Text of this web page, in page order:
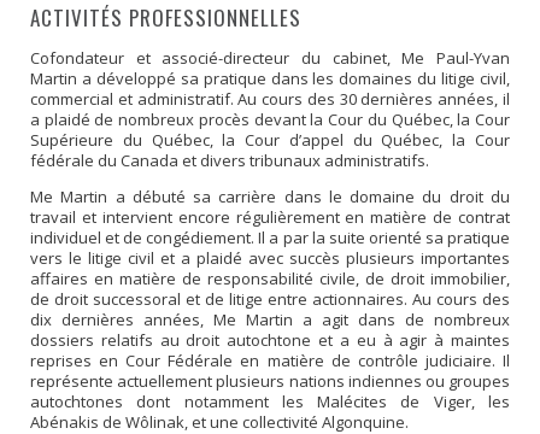
ACTIVITÉS PROFESSIONNELLES
Cofondateur et associé-directeur du cabinet, Me Paul-Yvan
Martin a développé sa pratique dans les domaines du litige civil,
commercial et administratif. Au cours des 30 dernières années, il
a plaidé de nombreux procès devant la Cour du Québec, la Cour
Supérieure du Québec, la Cour d’appel du Québec, la Cour
fédérale du Canada et divers tribunaux administratifs.
Me Martin a débuté sa carrière dans le domaine du droit du
travail et intervient encore régulièrement en matière de contrat
individuel et de congédiement. Il a par la suite orienté sa pratique
vers le litige civil et a plaidé avec succès plusieurs importantes
affaires en matière de responsabilité civile, de droit immobilier,
de droit successoral et de litige entre actionnaires. Au cours des
dix dernières années, Me Martin a agit dans de nombreux
dossiers relatifs au droit autochtone et a eu à agir à maintes
reprises en Cour Fédérale en matière de contrôle judiciaire. Il
représente actuellement plusieurs nations indiennes ou groupes
autochtones dont notamment les Malécites de Viger, les
Abénakis de Wôlinak, et une collectivité Algonquine.